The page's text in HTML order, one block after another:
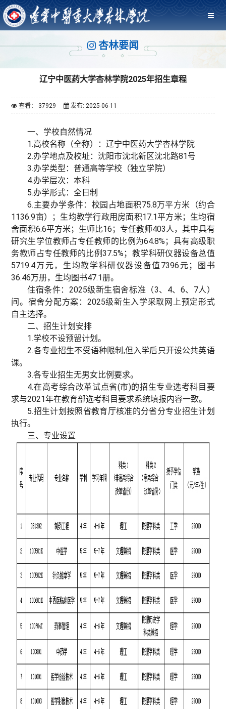
杏林要闻
辽宁中医药大学杏林学院2025年招生章程
查看： 37929 发布: 2025-06-11
一、学校自然情况
1.高校名称（全称）：辽宁中医药大学杏林学院
2.办学地点及校址：沈阳市沈北新区沈北路81号
3.办学类型：普通高等学校（独立学院）
4.办学层次：本科
5.办学形式：全日制
6.主要办学条件：校园占地面积75.8万平方米（约合
1136.9亩）；生均教学行政用房面积17.1平方米；生均宿
舍面积6.6平方米；生师比16；专任教师403人，其中具有
研究生学位教师占专任教师的比例为64.8%；具有高级职
务教师占专任教师的比例37.5%；教学科研仪器设备总值
5719.4万元，生均教学科研仪器设备值7396元；图书
36.46万册，生均图书47.1册。
住宿条件：2025级新生宿舍标准（3、4、6、7人）
间。宿舍分配方案：2025级新生入学采取网上预定形式
自主选择。
二、招生计划安排
1.学校不设预留计划。
2.各专业招生不受语种限制,但入学后只开设公共英语
课。
3.各专业招生无男女比例要求。
4.在高考综合改革试点省(市)的招生专业选考科目要
求与2021年在教育部选考科目要求系统填报内容一致。
5.招生计划按照省教育厅核准的分省分专业招生计划
执行。
三、专业设置